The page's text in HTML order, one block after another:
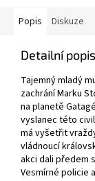
Popis Diskuze
Detailní
Tajemný mladý
zachrání Marku
na planetě
vyslanec této
má vyšetřit
vládnoucí
akci dali předem
Vesmírné policie